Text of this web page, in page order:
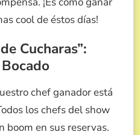
cool de éstos días!
Cucharas”:
chef ganador está
los chefs del show
boom en sus reservas.